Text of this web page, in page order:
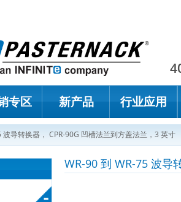
专区 新产品 行业应用
波导转换器， CPR-90G 凹槽法兰到方盖法兰，3 英寸
WR-90 到 WR-75 波导